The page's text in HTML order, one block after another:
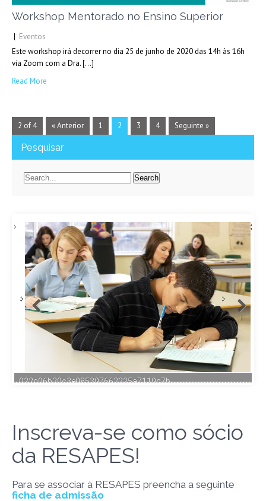
Workshop Mentorado no Ensino Superior
| Eventos
Este workshop irá decorrer no dia 25 de junho de 2020 das 14h às 16h
via Zoom com a Dra. […]
Read More
2 of 4 « Anterior 1 2 3 4 Seguinte »
Pesquisar
Inscreva-se como sócio
da RESAPES!
Para se associar à RESAPES preencha a seguinte
ficha de admissão